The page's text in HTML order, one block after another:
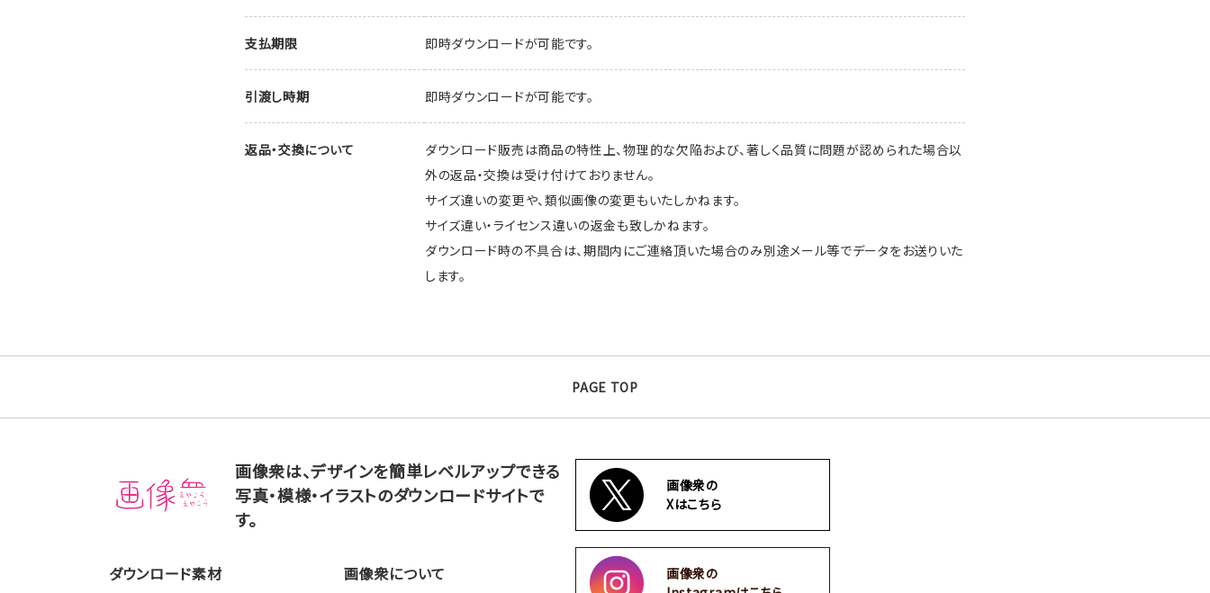
支払期限 即時ダウンロードが可能です。
引渡し時期 即時ダウンロードが可能です。
返品・交換について
ダウンロード販売は商品の特性上、物理的な欠陥および、著しく品質に問題が認められた場合以
外の返品・交換は受け付けておりません。
サイズ違いの変更や、類似画像の変更もいたしかねます。
サイズ違い・ライセンス違いの返金も致しかねます。
ダウンロード時の不具合は、期間内にご連絡頂いた場合のみ別途メール等でデータをお送りいた
します。
PAGE TOP
画像衆は、デザインを簡単レベルアップできる
写真・模様・イラストのダウンロードサイトで
す。
ダウンロード素材 画像衆について
画像衆の
Xはこちら
画像衆の